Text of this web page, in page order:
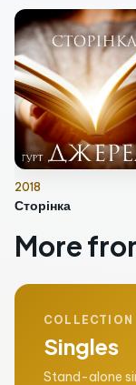
2018
Сторінка
More
COLLECTION
Singles
Stand-alone